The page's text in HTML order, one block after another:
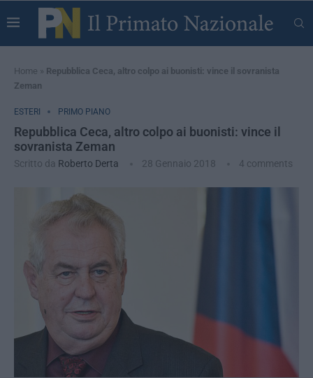
Home » Repubblica Ceca, altro colpo ai buonisti: vince il sovranista
Zeman
ESTERI PRIMO PIANO
Repubblica Ceca, altro colpo ai buonisti: vince il
sovranista Zeman
Scritto da Roberto Derta 28 Gennaio 2018 4 comments